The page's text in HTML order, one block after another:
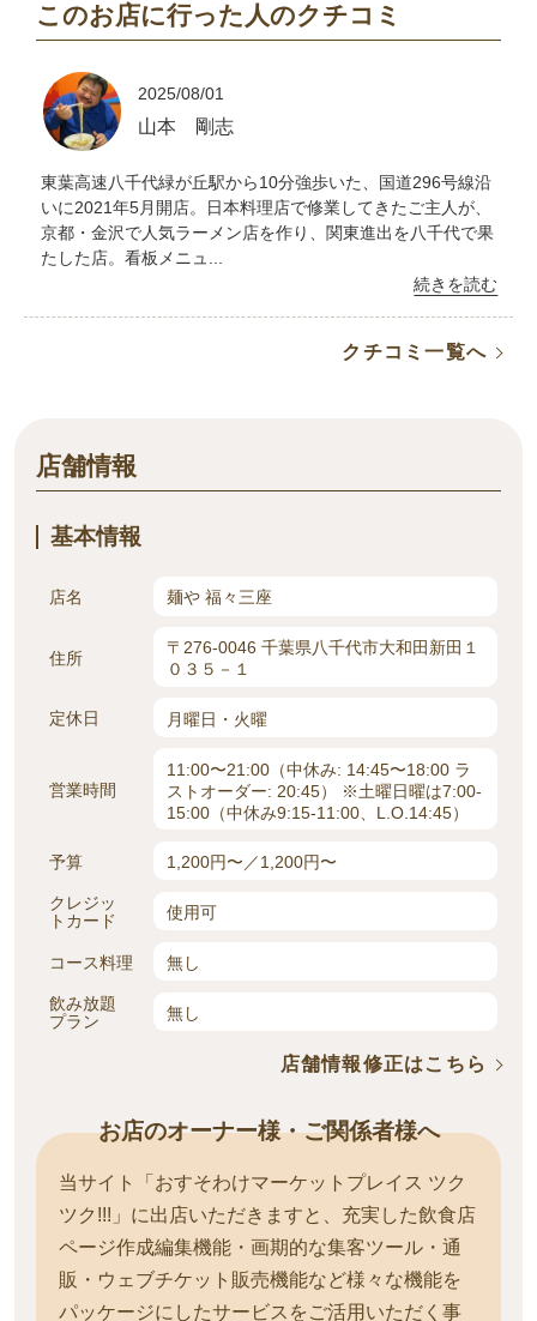
このお店に行った人のクチコミ
2025/08/01
山本 剛志
東葉高速八千代緑が丘駅から10分強歩いた、国道296号線沿
いに2021年5月開店。日本料理店で修業してきたご主人が、
京都・金沢で人気ラーメン店を作り、関東進出を八千代で果
たした店。看板メニュ...
続きを読む
クチコミ一覧へ
店舗情報
基本情報
店舗情報修正はこちら
店名 麺や 福々三座
住所
〒276-0046 千葉県八千代市大和田新田１
０３５－１
定休日 月曜日・火曜
営業時間
11:00〜21:00（中休み: 14:45〜18:00 ラ
ストオーダー: 20:45） ※土曜日曜は7:00-
15:00（中休み9:15-11:00、L.O.14:45）
予算 1,200円〜／1,200円〜
クレジッ
トカード
使用可
コース料理 無し
飲み放題
プラン
無し
お店のオーナー様・ご関係者様へ
当サイト「おすそわけマーケットプレイス ツク
ツク!!!」に出店いただきますと、充実した飲食店
ページ作成編集機能・画期的な集客ツール・通
販・ウェブチケット販売機能など様々な機能を
パッケージにしたサービスをご活用いただく事